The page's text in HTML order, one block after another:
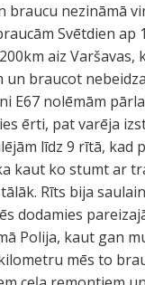
braucu nezināmā
Svētdien ap
aiz Varšavas,
un braucot
E67 nolēmām
ērti, pat varēja
līdz 9 rītā, kad
kaut ko stumt ar
Rīts bija
dodamies
Polija, kaut gan
mēs to